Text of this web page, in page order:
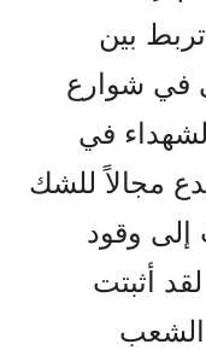
بين
في شوارع
في
مجالاً للشك
إلى وقود
أثبتت
الشعب